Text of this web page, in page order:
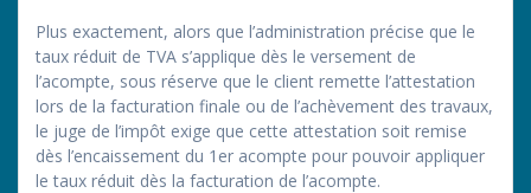
Plus exactement, alors que l’administration précise que le
taux réduit de TVA s’applique dès le versement de
l’acompte, sous réserve que le client remette l’attestation
lors de la facturation finale ou de l’achèvement des travaux,
le juge de l’impôt exige que cette attestation soit remise
dès l’encaissement du 1er acompte pour pouvoir appliquer
le taux réduit dès la facturation de l’acompte.